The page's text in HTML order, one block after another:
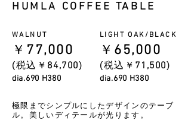
HUMLA COFFEE TABLE
WALNUT
￥ 77,000
​(税込￥ 84,700)
dia.690 H380
LIGHT OAK/BLACK
￥ 65,000
​(税込￥ 71 ,500)
dia.690 H380
​極限までシンプルにしたデザインのテーブ
ル。美しいディテールが光ります。